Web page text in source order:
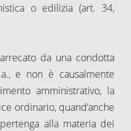
o edilizia (art. 34,
da una condotta
e non è causalmente
amministrativo, la
ordinario, quand’anche
alla materia dei